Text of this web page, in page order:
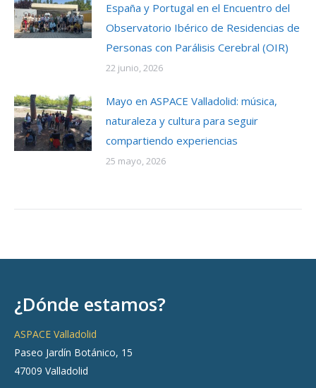
España y Portugal en el Encuentro del
Observatorio Ibérico de Residencias de
Personas con Parálisis Cerebral (OIR)
22 junio, 2026
Mayo en ASPACE Valladolid: música,
naturaleza y cultura para seguir
compartiendo experiencias
25 mayo, 2026
¿Dónde estamos?
ASPACE Valladolid
Paseo Jardín Botánico, 15
47009 Valladolid